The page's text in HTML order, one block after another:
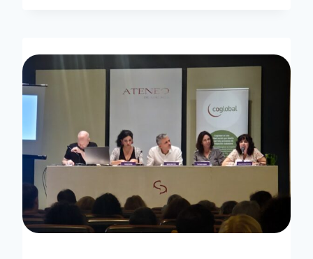
Y
CONTINÚA
ITINERARIO
CON
UNA
SEGUNDA
ENFOCADA
EN
LA